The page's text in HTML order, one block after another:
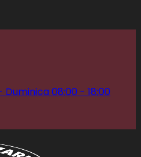
08:00 - 18:00